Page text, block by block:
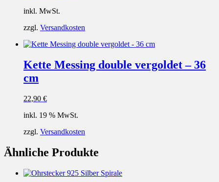
inkl. MwSt.
zzgl. Versandkosten
Kette Messing double vergoldet – 36
cm
22,90 €
inkl. 19 % MwSt.
zzgl. Versandkosten
Ähnliche Produkte